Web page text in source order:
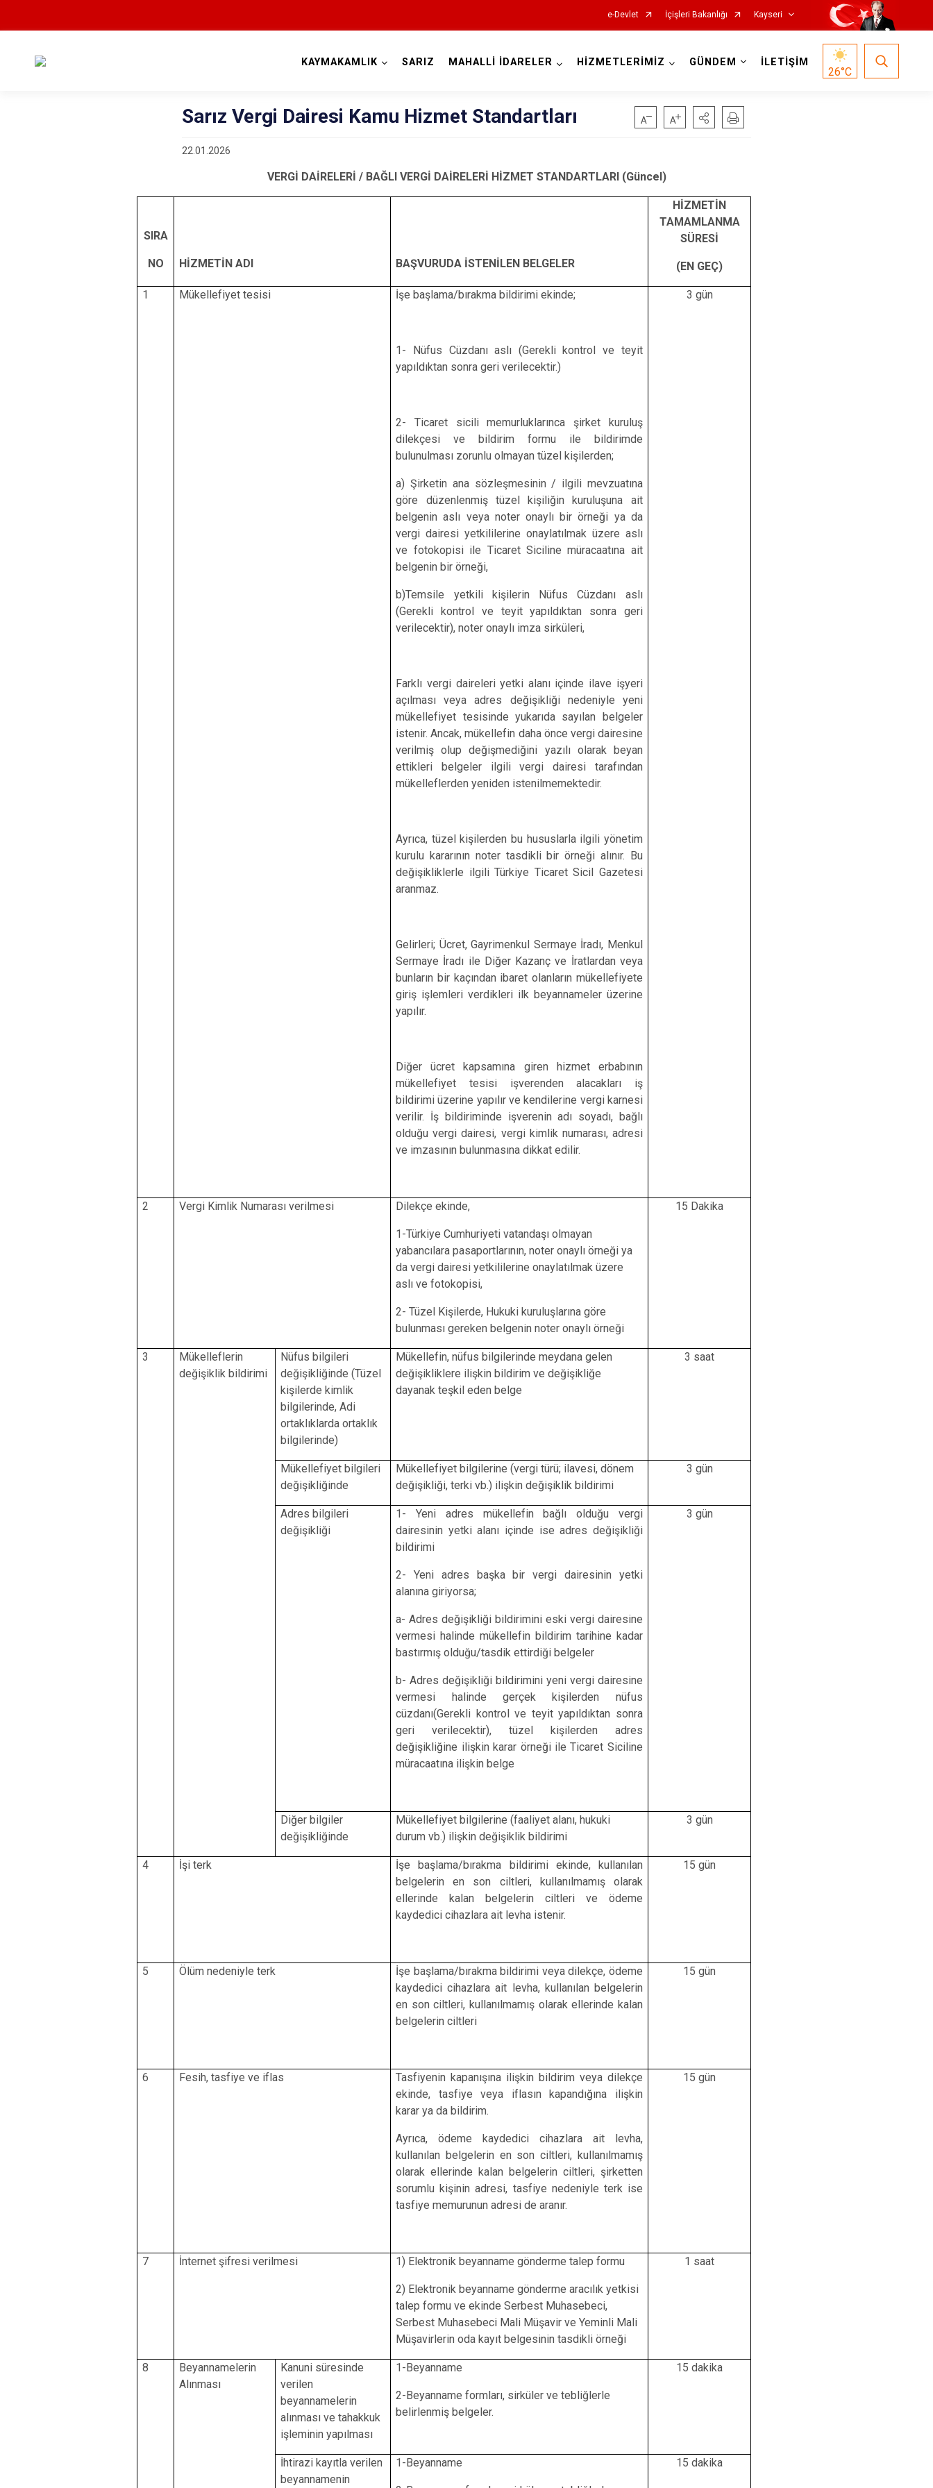
e-Devlet İçişleri Bakanlığı Kayseri
Hacılar
Kocasinan
Melikgazi
Özvatan
Pınarbaşı
KAYMAKAMLIK SARIZ MAHALLİ İDARELER HİZMETLERİMİZ GÜNDEM İLETİŞİM
26°C
Sarız Vergi Dairesi Kamu Hizmet Standartları
22.01.2026
VERGİ DAİRELERİ / BAĞLI VERGİ DAİRELERİ HİZMET STANDARTLARI (Güncel)
SIRA
NO HİZMETİN ADI BAŞVURUDA İSTENİLEN BELGELER
HİZMETİN
TAMAMLANMA
SÜRESİ
(EN GEÇ)
1 Mükellefiyet tesisi İşe başlama/bırakma bildirimi ekinde;
1- Nüfus Cüzdanı aslı (Gerekli kontrol ve teyit
yapıldıktan sonra geri verilecektir.)
2- Ticaret sicili memurluklarınca şirket kuruluş
dilekçesi ve bildirim formu ile bildirimde
bulunulması zorunlu olmayan tüzel kişilerden;
a) Şirketin ana sözleşmesinin / ilgili mevzuatına
göre düzenlenmiş tüzel kişiliğin kuruluşuna ait
belgenin aslı veya noter onaylı bir örneği ya da
vergi dairesi yetkililerine onaylatılmak üzere aslı
ve fotokopisi ile Ticaret Siciline müracaatına ait
belgenin bir örneği,
b)Temsile yetkili kişilerin Nüfus Cüzdanı aslı
(Gerekli kontrol ve teyit yapıldıktan sonra geri
verilecektir), noter onaylı imza sirküleri,
Farklı vergi daireleri yetki alanı içinde ilave işyeri
açılması veya adres değişikliği nedeniyle yeni
mükellefiyet tesisinde yukarıda sayılan belgeler
istenir. Ancak, mükellefin daha önce vergi dairesine
verilmiş olup değişmediğini yazılı olarak beyan
ettikleri belgeler ilgili vergi dairesi tarafından
mükelleflerden yeniden istenilmemektedir.
Ayrıca, tüzel kişilerden bu hususlarla ilgili yönetim
kurulu kararının noter tasdikli bir örneği alınır. Bu
değişikliklerle ilgili Türkiye Ticaret Sicil Gazetesi
aranmaz.
Gelirleri; Ücret, Gayrimenkul Sermaye İradı, Menkul
Sermaye İradı ile Diğer Kazanç ve İratlardan veya
bunların bir kaçından ibaret olanların mükellefiyete
giriş işlemleri verdikleri ilk beyannameler üzerine
yapılır.
Diğer ücret kapsamına giren hizmet erbabının
mükellefiyet tesisi işverenden alacakları iş
bildirimi üzerine yapılır ve kendilerine vergi karnesi
verilir. İş bildiriminde işverenin adı soyadı, bağlı
olduğu vergi dairesi, vergi kimlik numarası, adresi
ve imzasının bulunmasına dikkat edilir.
3 gün
2 Vergi Kimlik Numarası verilmesi Dilekçe ekinde,
1-Türkiye Cumhuriyeti vatandaşı olmayan
yabancılara pasaportlarının, noter onaylı örneği ya
da vergi dairesi yetkililerine onaylatılmak üzere
aslı ve fotokopisi,
2- Tüzel Kişilerde, Hukuki kuruluşlarına göre
bulunması gereken belgenin noter onaylı örneği
15 Dakika
3
Mükelleflerin
değişiklik bildirimi
Nüfus bilgileri
değişikliğinde (Tüzel
kişilerde kimlik
bilgilerinde, Adi
ortaklıklarda ortaklık
bilgilerinde)
Mükellefin, nüfus bilgilerinde meydana gelen
değişikliklere ilişkin bildirim ve değişikliğe
dayanak teşkil eden belge
3 saat
Mükellefiyet bilgileri
değişikliğinde
Mükellefiyet bilgilerine (vergi türü; ilavesi, dönem
değişikliği, terki vb.) ilişkin değişiklik bildirimi
3 gün
Adres bilgileri
değişikliği
1- Yeni adres mükellefin bağlı olduğu vergi
dairesinin yetki alanı içinde ise adres değişikliği
bildirimi
2- Yeni adres başka bir vergi dairesinin yetki
alanına giriyorsa;
a- Adres değişikliği bildirimini eski vergi dairesine
vermesi halinde mükellefin bildirim tarihine kadar
bastırmış olduğu/tasdik ettirdiği belgeler
b- Adres değişikliği bildirimini yeni vergi dairesine
vermesi halinde gerçek kişilerden nüfus
cüzdanı(Gerekli kontrol ve teyit yapıldıktan sonra
geri verilecektir), tüzel kişilerden adres
değişikliğine ilişkin karar örneği ile Ticaret Siciline
müracaatına ilişkin belge
3 gün
Diğer bilgiler
değişikliğinde
Mükellefiyet bilgilerine (faaliyet alanı, hukuki
durum vb.) ilişkin değişiklik bildirimi
3 gün
4 İşi terk
İşe başlama/bırakma bildirimi ekinde, kullanılan
belgelerin en son ciltleri, kullanılmamış olarak
ellerinde kalan belgelerin ciltleri ve ödeme
kaydedici cihazlara ait levha istenir.
15 gün
5 Ölüm nedeniyle terk
İşe başlama/bırakma bildirimi veya dilekçe, ödeme
kaydedici cihazlara ait levha, kullanılan belgelerin
en son ciltleri, kullanılmamış olarak ellerinde kalan
belgelerin ciltleri
15 gün
6 Fesih, tasfiye ve iflas
Tasfiyenin kapanışına ilişkin bildirim veya dilekçe
ekinde, tasfiye veya iflasın kapandığına ilişkin
karar ya da bildirim.
Ayrıca, ödeme kaydedici cihazlara ait levha,
kullanılan belgelerin en son ciltleri, kullanılmamış
olarak ellerinde kalan belgelerin ciltleri, şirketten
sorumlu kişinin adresi, tasfiye nedeniyle terk ise
tasfiye memurunun adresi de aranır.
15 gün
7 İnternet şifresi verilmesi 1) Elektronik beyanname gönderme talep formu
2) Elektronik beyanname gönderme aracılık yetkisi
talep formu ve ekinde Serbest Muhasebeci,
Serbest Muhasebeci Mali Müşavir ve Yeminli Mali
Müşavirlerin oda kayıt belgesinin tasdikli örneği
1 saat
8
Beyannamelerin
Alınması
Kanuni süresinde
verilen
beyannamelerin
alınması ve tahakkuk
işleminin yapılması
1-Beyanname
2-Beyanname formları, sirküler ve tebliğlerle
belirlenmiş belgeler.
15 dakika
İhtirazi kayıtla verilen
beyannamenin
1-Beyanname 15 dakika